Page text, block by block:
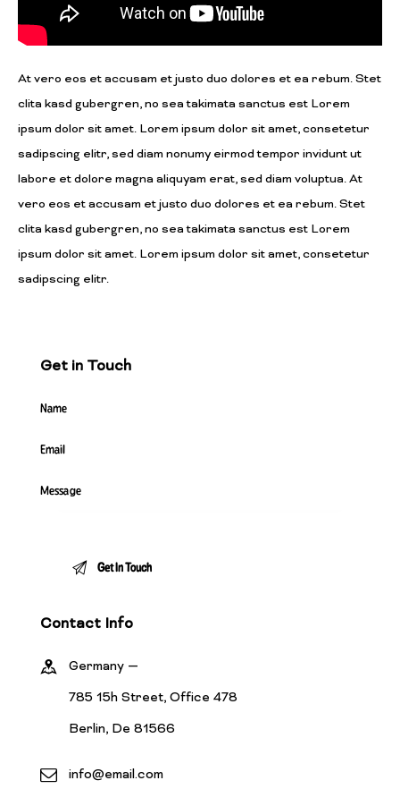
At vero eos et accusam et justo duo dolores et ea rebum. Stet
clita kasd gubergren, no sea takimata sanctus est Lorem
ipsum dolor sit amet. Lorem ipsum dolor sit amet, consetetur
sadipscing elitr, sed diam nonumy eirmod tempor invidunt ut
labore et dolore magna aliquyam erat, sed diam voluptua. At
vero eos et accusam et justo duo dolores et ea rebum. Stet
clita kasd gubergren, no sea takimata sanctus est Lorem
ipsum dolor sit amet. Lorem ipsum dolor sit amet, consetetur
sadipscing elitr.
Get in Touch
Contact Info
Germany —
785 15h Street, Office 478
Berlin, De 81566
info@email.com